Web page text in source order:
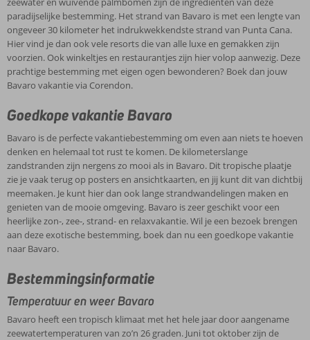
paradijselijke bestemming. Het strand van Bavaro is met een lengte van
ongeveer 30 kilometer het indrukwekkendste strand van Punta Cana.
Hier vind je dan ook vele resorts die van alle luxe en gemakken zijn
voorzien. Ook winkeltjes en restaurantjes zijn hier volop aanwezig. Deze
prachtige bestemming met eigen ogen bewonderen? Boek dan jouw
Bavaro vakantie via Corendon.
Goedkope vakantie Bavaro
Bavaro is de perfecte vakantiebestemming om even aan niets te hoeven
denken en helemaal tot rust te komen. De kilometerslange
zandstranden zijn nergens zo mooi als in Bavaro. Dit tropische plaatje
zie je vaak terug op posters en ansichtkaarten, en jij kunt dit van dichtbij
meemaken. Je kunt hier dan ook lange strandwandelingen maken en
genieten van de mooie omgeving. Bavaro is zeer geschikt voor een
heerlijke zon-, zee-, strand- en relaxvakantie. Wil je een bezoek brengen
aan deze exotische bestemming, boek dan nu een goedkope vakantie
naar Bavaro.
Bestemmingsinformatie
Temperatuur en weer Bavaro
Bavaro heeft een tropisch klimaat met het hele jaar door aangename
zeewatertemperaturen van zo’n 26 graden. Juni tot oktober zijn de